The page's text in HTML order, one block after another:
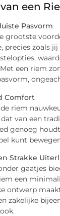
een
Pasvorm
grootste
precies zoals
een riem
Comfort
riem
van een
genoeg
kunt
Strakke
gaatjes
een
ontwerp
zakelijke